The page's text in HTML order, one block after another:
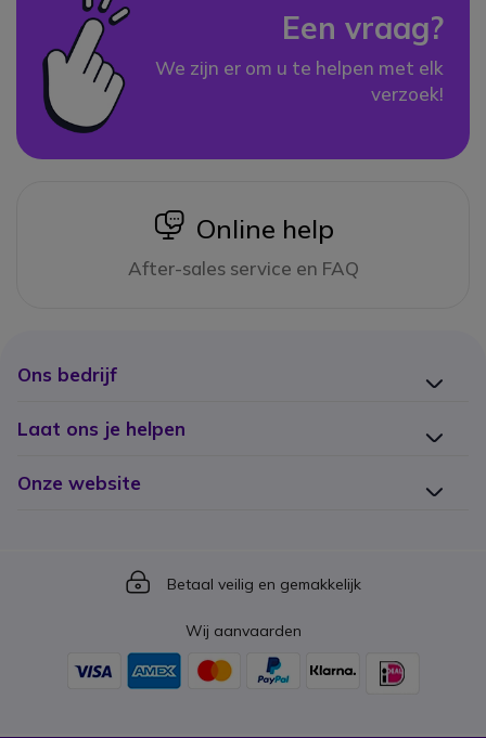
Een vraag?
We zijn er om u te helpen met elk
verzoek!
icon
Online help
After-sales service en FAQ
Ons bedrijf
Laat ons je helpen
Onze website
Icon
Betaal veilig en gemakkelijk
Wij aanvaarden